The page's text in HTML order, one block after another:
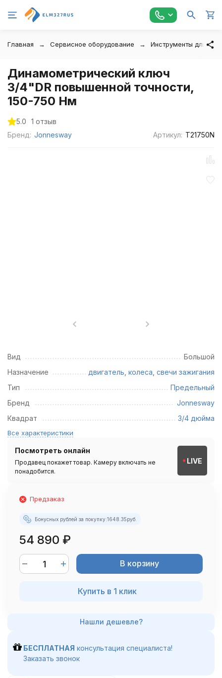
Главная Сервисное оборудование Инструменты для
Динамометрический ключ
3/4"DR повышенной точности,
150-750 Нм
5.0
1 отзыв
Бренд: Jonnesway Артикул: T21750N
Вид
Большой
Назначение
двигатель колеса свечи зажигания
Тип
Предельный
Бренд
Jonnesway
Квадрат
3/4 дюйма
Все характеристики
Посмотреть онлайн
Продавец покажет товар. Камеру включать не
понадобится.
LIVE
Предзаказ
Бонусных рублей за покупку:1648.35руб.
54 890 ₽
В корзину
Купить в 1 клик
БЕСПЛАТНАЯ консультация специалиста!
Заказать звонок